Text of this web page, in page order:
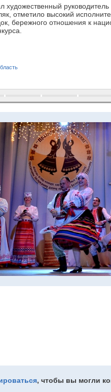
художественный
отметило высокий
бережного отношения к
, чтобы вы могли